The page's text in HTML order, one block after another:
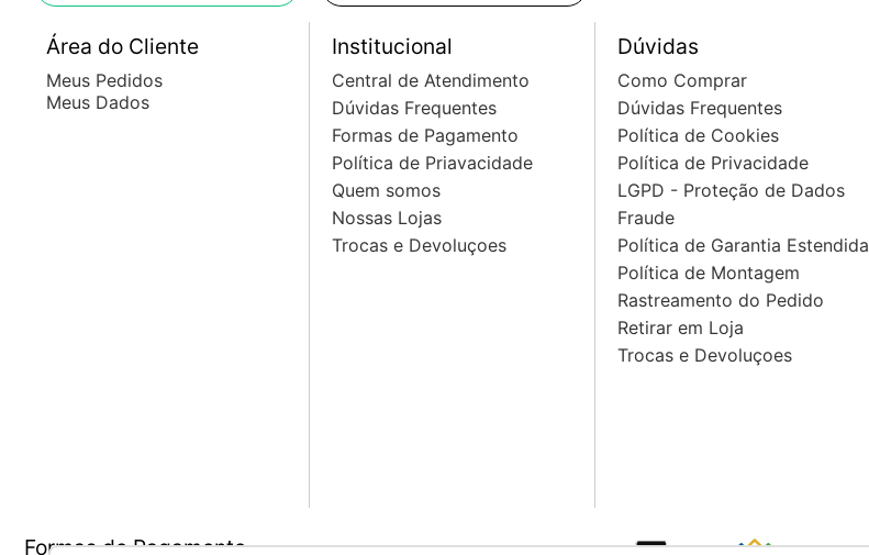
Área do Cliente
Meus Pedidos
Meus Dados
Institucional
Central de Atendimento
Dúvidas Frequentes
Formas de Pagamento
Política de Priavacidade
Quem somos
Nossas Lojas
Trocas e Devoluçoes
Dúvidas
Como Comprar
Dúvidas Frequentes
Política de Cookies
Política de Privacidade
LGPD - Proteção de Dados
Fraude
Política de Garantia Estendida
Política de Montagem
Rastreamento do Pedido
Retirar em Loja
Trocas e Devoluçoes
Formas de Pagamento